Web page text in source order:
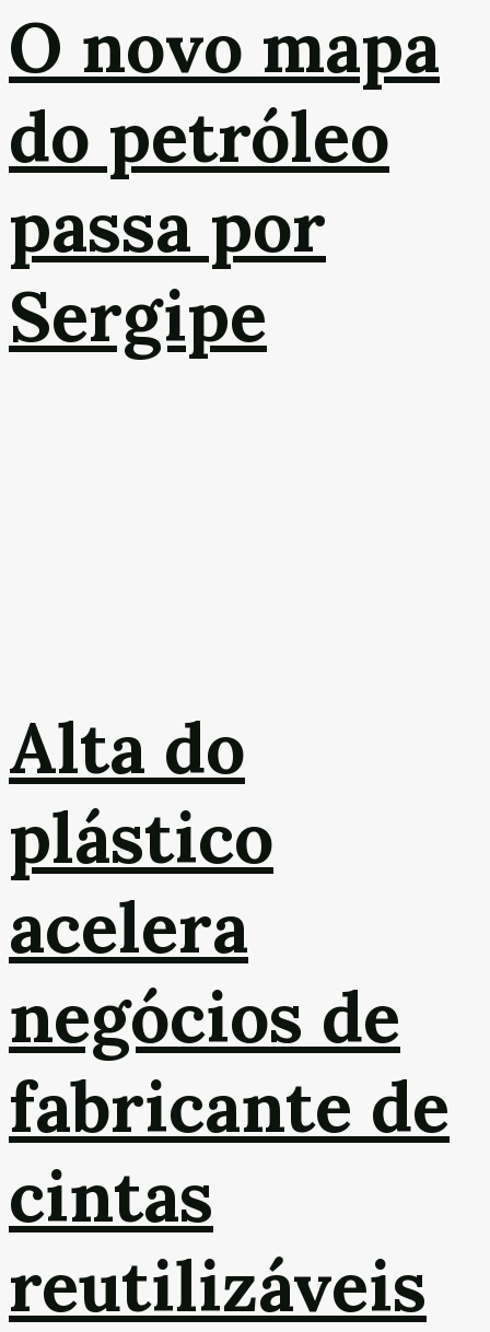
O novo mapa
do petróleo
passa por
Sergipe
Alta do
plástico
acelera
negócios de
fabricante de
cintas
reutilizáveis